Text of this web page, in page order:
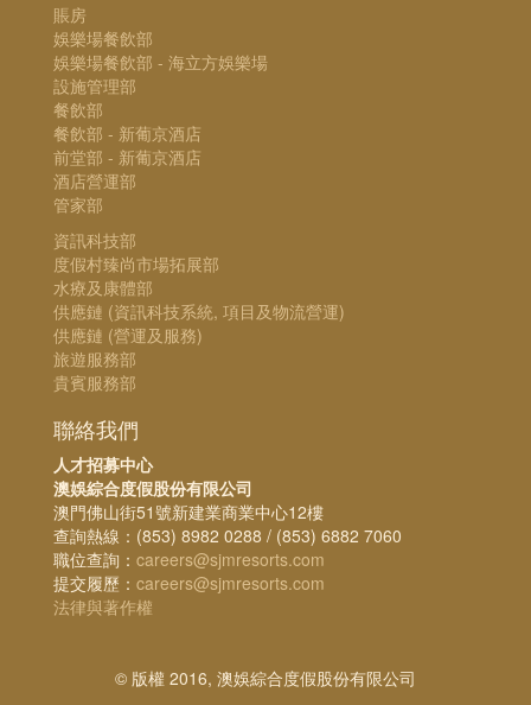
賬房
娛樂場餐飲部
娛樂場餐飲部 - 海立方娛樂場
設施管理部
餐飲部
餐飲部 - 新葡京酒店
前堂部 - 新葡京酒店
酒店營運部
管家部
資訊科技部
度假村臻尚市場拓展部
水療及康體部
供應鏈 (資訊科技系統, 項目及物流營運)
供應鏈 (營運及服務)
旅遊服務部
貴賓服務部
聯絡我們
人才招募中心
澳娛綜合度假股份有限公司
澳門佛山街51號新建業商業中心12樓
查詢熱線：(853) 8982 0288 / (853) 6882 7060
職位查詢： careers@sjmresorts.com
提交履歷： careers@sjmresorts.com
法律與著作權
© 版權 2016, 澳娛綜合度假股份有限公司